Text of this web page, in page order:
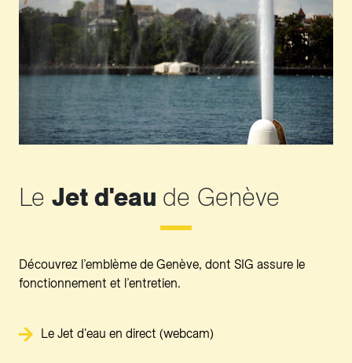
Le Jet d'eau de Genève
Découvrez l’emblème de Genève, dont SIG assure le
fonctionnement et l’entretien.
Le Jet d'eau en direct (webcam)